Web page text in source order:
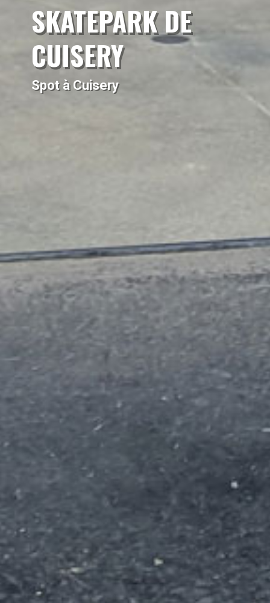
SKATEPARK DE
CUISERY
Spot à Cuisery